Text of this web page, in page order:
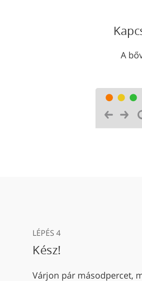
A
LÉPÉS 4
Kész!
Várjon pár másodpercet,